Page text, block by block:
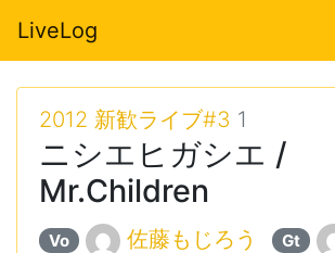
LiveLog
2012 新歓ライブ#3 1
ニシエヒガシエ /
Mr.Children
Vo 佐藤もじろう Gt